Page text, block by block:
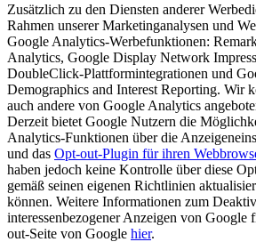
Zusätzlich zu den Diensten anderer
Rahmen unserer Marketinganalysen und
Google Analytics-Werbefunktionen:
Analytics, Google Display Network
DoubleClick-Plattformintegrationen und
Demographics and Interest Reporting. Wir
auch andere von Google Analytics
Derzeit bietet Google Nutzern die
Analytics-Funktionen über die
und das Opt-out-Plugin für ihren
haben jedoch keine Kontrolle über diese
gemäß seinen eigenen Richtlinien
können. Weitere Informationen zum
interessenbezogener Anzeigen von Google
out-Seite von Google hier.